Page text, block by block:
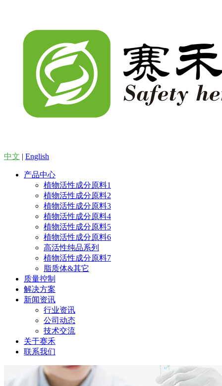
中文 | English
产品中心
植物活性成分原料1
植物活性成分原料2
植物活性成分原料3
植物活性成分原料4
植物活性成分原料5
植物活性成分原料6
高活性纯品系列
植物活性成分原料7
脂质体&其它
质量控制
解决方案
新闻资讯
行业资讯
公司动态
技术交流
关于赛禾
联系我们